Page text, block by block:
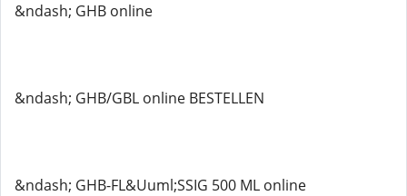
&ndash; GHB online
&ndash; GHB/GBL online BESTELLEN
&ndash; GHB-FL&Uuml;SSIG 500 ML online